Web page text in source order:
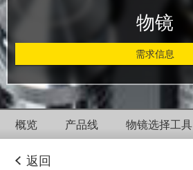
物镜
需求信息
概览 产品线 物镜选择工具
返回